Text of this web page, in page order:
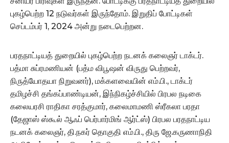
புகழ்பெற்ற 12 நடுவர்கள் இருந்தோம். இறுதிப் போட்டிகள்
செப்டம்பர் 1, 2024 அன்று நடைபெற்றன.
பரதநாட்டியத் துறையில் புகழ்பெற்ற நடனக் கலைஞர் டாக்டர்.
பத்மா சுப்ரமணியன் (பத்ம விபூஷன் விருது பெற்றவர்,
நிருத்யோதயா நிறுவனர்), மக்களவையின் எம்.பி., டாக்டர்
தமிழச்சி தங்கப்பாண்டியன், இந்நிகழ்ச்சியில் பிரபல நடிகை
கலையரசி ராதிகா சரத்குமார், கலைமாமணி ஸ்ரீகலா பரதா
(தேஜாஸ் ஸ்கூல் ஆஃப் பெர்பார்மிங் ஆர்ட்ஸ்) பிரபல பரதநாட்டிய
நடனக் கலைஞர், தி.நகர் தொகுதி எம்.பி., திரு ஜே.கருணாநிதி